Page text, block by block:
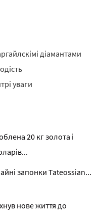
діамантами
уваги
20 кг золота і
запонки Tateossian...
нове життя до